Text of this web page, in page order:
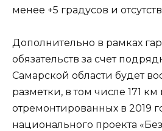
менее +5 градусов и
Дополнительно в рамках
обязательств за счет
Самарской области будет
разметки, в том числе 171 км
отремонтированных в 2019
национального проекта